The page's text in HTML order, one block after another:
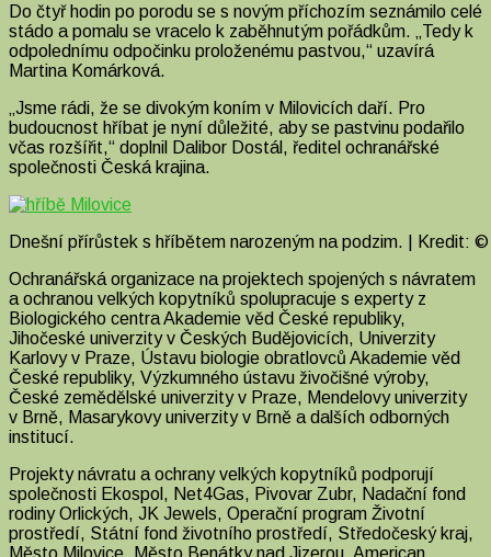
Do čtyř hodin po porodu se s novým příchozím seznámilo celé
stádo a pomalu se vracelo k zaběhnutým pořádkům. „Tedy k
odpolednímu odpočinku proloženému pastvou,“ uzavírá
Martina Komárková.
„Jsme rádi, že se divokým koním v Milovicích daří. Pro
budoucnost hříbat je nyní důležité, aby se pastvinu podařilo
včas rozšířit,“ doplnil Dalibor Dostál, ředitel ochranářské
společnosti Česká krajina.
Dnešní přírůstek s hříbětem narozeným na podzim. | Kredit:
Ochranářská organizace na projektech spojených s návratem
a ochranou velkých kopytníků spolupracuje s experty z
Biologického centra Akademie věd České republiky,
Jihočeské univerzity v Českých Budějovicích, Univerzity
Karlovy v Praze, Ústavu biologie obratlovců Akademie věd
České republiky, Výzkumného ústavu živočišné výroby,
České zemědělské univerzity v Praze, Mendelovy univerzity
v Brně, Masarykovy univerzity v Brně a dalších odborných
institucí.
Projekty návratu a ochrany velkých kopytníků podporují
společnosti Ekospol, Net4Gas, Pivovar Zubr, Nadační fond
rodiny Orlických, JK Jewels, Operační program Životní
prostředí, Státní fond životního prostředí, Středočeský kraj,
Město Milovice, Město Benátky nad Jizerou, American